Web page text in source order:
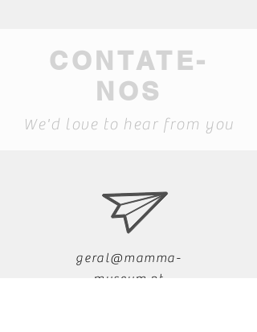
CONTATE-
NOS
We'd love to hear from you
geral@mamma-
museum.pt